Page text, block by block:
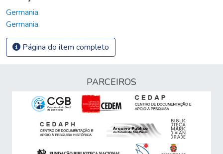
Germania
Germania
Página do item completo
PARCEIROS